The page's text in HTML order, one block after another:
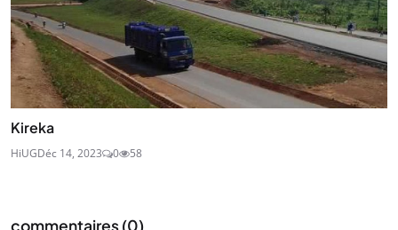
Kireka
HiUGDéc 14, 2023 0 58
commentaires (0)